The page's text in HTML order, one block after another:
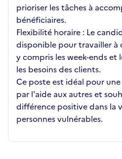
prioriser les tâches à
bénéficiaires.
Flexibilité horaire : Le
disponible pour travailler à
y compris les week-ends et
les besoins des clients.
Ce poste est idéal pour
par l'aide aux autres et
différence positive dans la
personnes vulnérables.